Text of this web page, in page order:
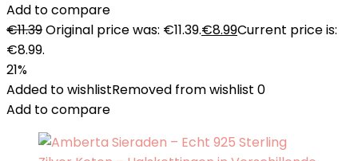
Add to compare
€11.39Original price was: €11.39.€8.99Current price is:
€8.99.
21%
Added to wishlistRemoved from wishlist 0
Add to compare